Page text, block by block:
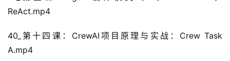
ReAct.mp4
40_第十四课：CrewAI项目原理与实战：Crew Task
A.mp4